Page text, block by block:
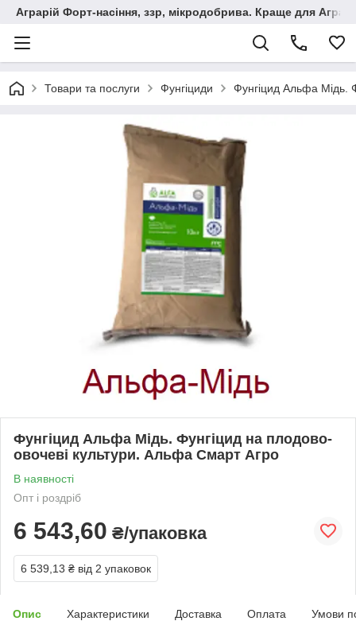
Аграрій Форт-насіння, ззр, мікродобрива. Краще для
Товари та послуги Фунгіциди Фунгіцид Альфа Мідь.
Фунгіцид Альфа Мідь. Фунгіцид на плодово-
овочеві культури. Альфа Смарт Агро
В наявності
Опт і роздріб
6 543,60 ₴/упаковка
6 539,13 ₴ від 2 упаковок
Опис Характеристики Доставка Оплата Умови